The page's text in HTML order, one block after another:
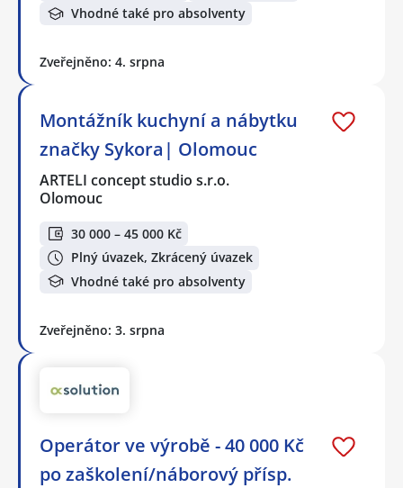
Vhodné také pro absolventy
Zveřejněno: 4. srpna
Montážník kuchyní a nábytku
značky Sykora| Olomouc
ARTELI concept studio s.r.o.
Olomouc
30 000 – 45 000 Kč
Plný úvazek, Zkrácený úvazek
Vhodné také pro absolventy
Zveřejněno: 3. srpna
Operátor ve výrobě - 40 000 Kč
po zaškolení/náborový přísp.